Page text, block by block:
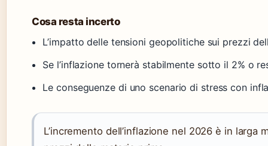
Cosa resta incerto
L’impatto delle tensioni geopolitiche sui prezzi
Se l’inflazione tornerà stabilmente sotto il 2% o
Le conseguenze di uno scenario di stress con
L’incremento dell’inflazione nel 2026 è in